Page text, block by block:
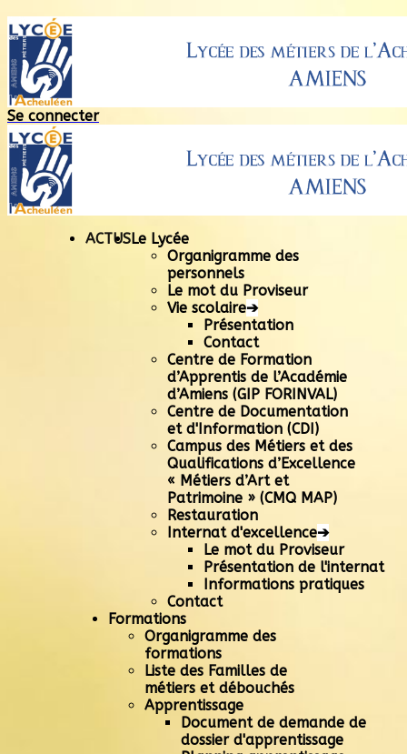
Se connecter
ACTUSLe Lycée
Organigramme des
personnels
Le mot du Proviseur
Vie scolaire➔
Présentation
Contact
Centre de Formation
d’Apprentis de l’Académie
d’Amiens (GIP FORINVAL)
Centre de Documentation
et d'Information (CDI)
Campus des Métiers et des
Qualifications d’Excellence
« Métiers d’Art et
Patrimoine » (CMQ MAP)
Restauration
Internat d'excellence➔
Le mot du Proviseur
Présentation de l'internat
Informations pratiques
Contact
Formations
Organigramme des
formations
Liste des Familles de
métiers et débouchés
Apprentissage
Document de demande de
dossier d'apprentissage